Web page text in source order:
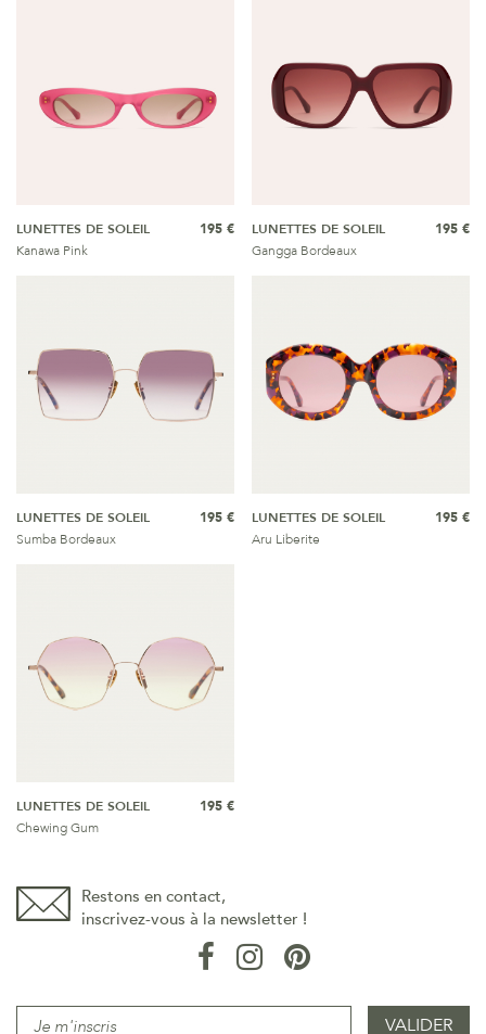
LUNETTES DE SOLEIL
Kanawa Pink
195 €
LUNETTES DE SOLEIL
Gangga Bordeaux
195 €
LUNETTES DE SOLEIL
Sumba Bordeaux
195 €
LUNETTES DE SOLEIL
Aru Liberite
195 €
LUNETTES DE SOLEIL
Chewing Gum
195 €
Restons en contact,
inscrivez-vous à la newsletter !